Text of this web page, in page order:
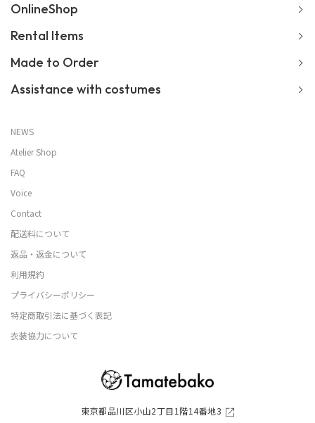
東京都品川区小山2丁目1階14番地3
OnlineShop
Rental Items
Made to Order
Assistance with costumes
NEWS
Atelier Shop
FAQ
Voice
Contact
配送料について
返品・返金について
利用規約
プライバシーポリシー
特定商取引法に基づく表記
衣装協力について